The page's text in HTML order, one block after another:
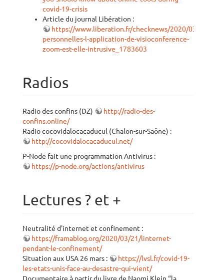
covid-19-crisis
Article du journal Libération :
https://www.liberation.fr/checknews/2020/03/31/
personnelles-l-application-de-visioconference-
zoom-est-elle-intrusive_1783603
Radios
Radio des confins (DZ)
http://radio-des-
confins.online/
Radio cocovidalocacaducul (Chalon-sur-Saöne) :
http://cocovidalocacaducul.net/
P-Node fait une programmation Antivirus :
https://p-node.org/actions/antivirus
Lectures ? et +
Neutralité d'internet et confinement :
https://framablog.org/2020/03/21/linternet-
pendant-le-confinement/
Situation aux USA 26 mars :
https://lvsl.fr/covid-19-
les-etats-unis-face-au-desastre-qui-vient/